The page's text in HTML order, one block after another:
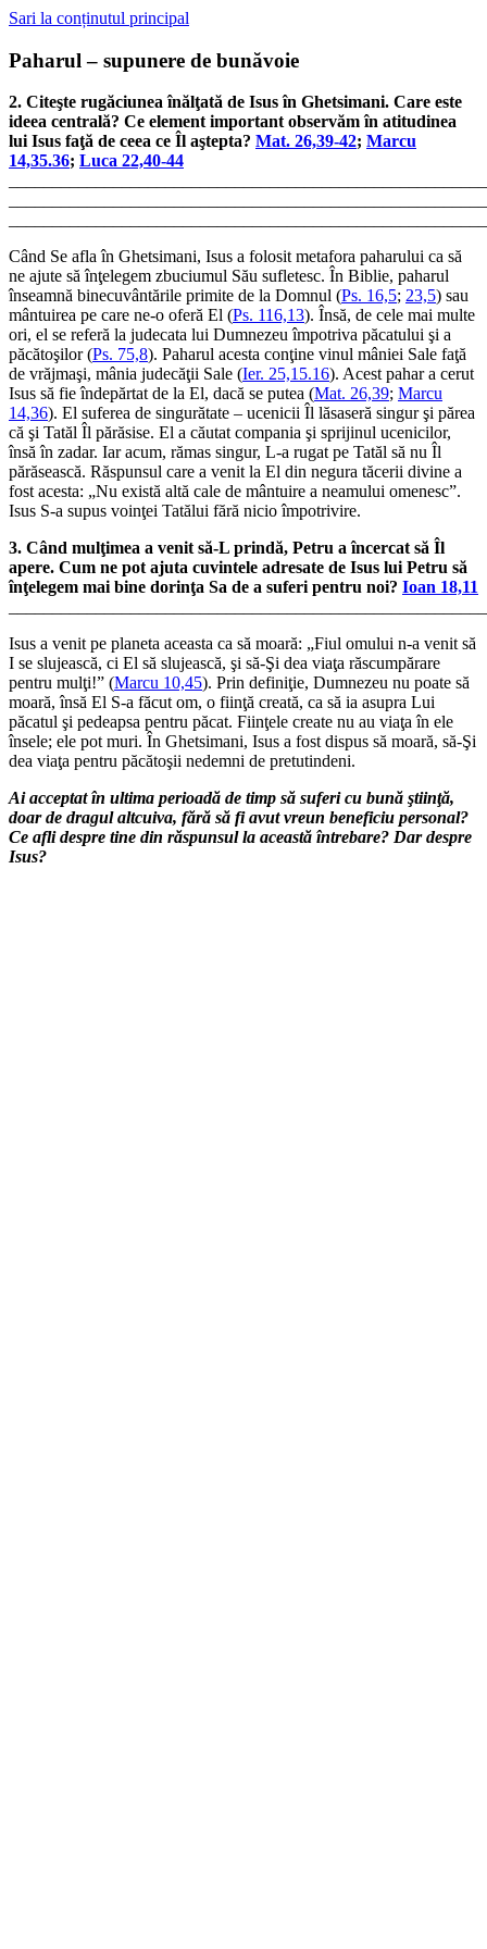
Sari la conținutul principal
Paharul – supunere de bunăvoie
2. Citeşte rugăciunea înălţată de Isus în Ghetsimani. Care este
ideea centrală? Ce element important observăm în atitudinea
lui Isus faţă de ceea ce Îl aştepta? Mat. 26,39-42; Marcu
14,35.36; Luca 22,40-44
Când Se afla în Ghetsimani, Isus a folosit metafora paharului ca să
ne ajute să înţelegem zbuciumul Său sufletesc. În Biblie, paharul
înseamnă binecuvântările primite de la Domnul (Ps. 16,5; 23,5) sau
mântuirea pe care ne-o oferă El (Ps. 116,13). Însă, de cele mai multe
ori, el se referă la judecata lui Dumnezeu împotriva păcatului şi a
păcătoşilor (Ps. 75,8). Paharul acesta conţine vinul mâniei Sale faţă
de vrăjmaşi, mânia judecăţii Sale (Ier. 25,15.16). Acest pahar a cerut
Isus să fie îndepărtat de la El, dacă se putea (Mat. 26,39; Marcu
14,36). El suferea de singurătate – ucenicii Îl lăsaseră singur şi părea
că şi Tatăl Îl părăsise. El a căutat compania şi sprijinul ucenicilor,
însă în zadar. Iar acum, rămas singur, L-a rugat pe Tatăl să nu Îl
părăsească. Răspunsul care a venit la El din negura tăcerii divine a
fost acesta: „Nu există altă cale de mântuire a neamului omenesc”.
Isus S-a supus voinţei Tatălui fără nicio împotrivire.
3. Când mulţimea a venit să-L prindă, Petru a încercat să Îl
apere. Cum ne pot ajuta cuvintele adresate de Isus lui Petru să
înţelegem mai bine dorinţa Sa de a suferi pentru noi? Ioan 18,11
Isus a venit pe planeta aceasta ca să moară: „Fiul omului n-a venit să
I se slujească, ci El să slujească, şi să-Şi dea viaţa răscumpărare
pentru mulţi!” (Marcu 10,45). Prin definiţie, Dumnezeu nu poate să
moară, însă El S-a făcut om, o fiinţă creată, ca să ia asupra Lui
păcatul şi pedeapsa pentru păcat. Fiinţele create nu au viaţa în ele
însele; ele pot muri. În Ghetsimani, Isus a fost dispus să moară, să-Şi
dea viaţa pentru păcătoşii nedemni de pretutindeni.
Ai acceptat în ultima perioadă de timp să suferi cu bună ştiinţă,
doar de dragul altcuiva, fără să fi avut vreun beneficiu personal?
Ce afli despre tine din răspunsul la această întrebare? Dar despre
Isus?